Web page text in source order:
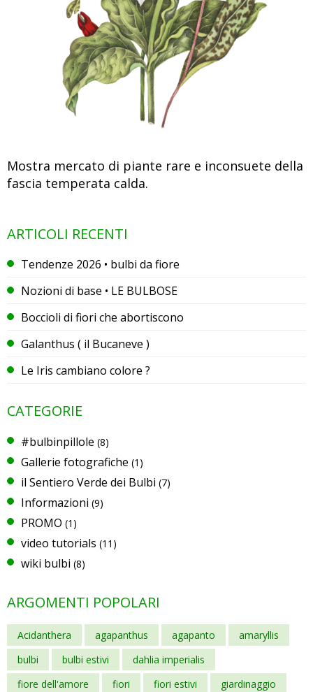
Mostra mercato di piante rare e inconsuete della
fascia temperata calda.
ARTICOLI RECENTI
Tendenze 2026 • bulbi da fiore
Nozioni di base • LE BULBOSE
Boccioli di fiori che abortiscono
Galanthus ( il Bucaneve )
Le Iris cambiano colore ?
CATEGORIE
#bulbinpillole (8)
Gallerie fotografiche (1)
il Sentiero Verde dei Bulbi (7)
Informazioni (9)
PROMO (1)
video tutorials (11)
wiki bulbi (8)
ARGOMENTI POPOLARI
Acidanthera agapanthus agapanto
amaryllis
bulbi
bulbi estivi
dahlia imperialis
fiore dell'amore
fiori fiori estivi
giardinaggio